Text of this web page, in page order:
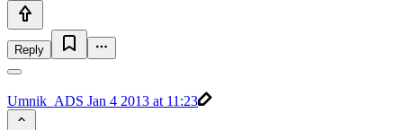
Reply
Umnik_ADS Jan 4 2013 at 11:23